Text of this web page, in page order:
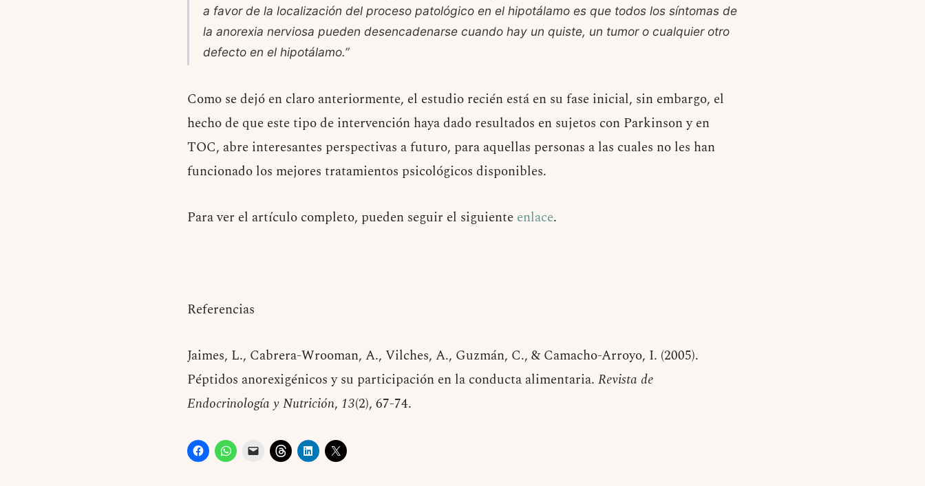
a favor de la localización del proceso patológico en el hipotálamo es que todos los síntomas de
la anorexia nerviosa pueden desencadenarse cuando hay un quiste, un tumor o cualquier otro
defecto en el hipotálamo.”
Como se dejó en claro anteriormente, el estudio recién está en su fase inicial, sin embargo, el
hecho de que este tipo de intervención haya dado resultados en sujetos con Parkinson y en
TOC, abre interesantes perspectivas a futuro, para aquellas personas a las cuales no les han
funcionado los mejores tratamientos psicológicos disponibles.
Para ver el artículo completo, pueden seguir el siguiente enlace.
Referencias
Jaimes, L., Cabrera-Wrooman, A., Vilches, A., Guzmán, C., & Camacho-Arroyo, I. (2005).
Péptidos anorexigénicos y su participación en la conducta alimentaria. Revista de
Endocrinología y Nutrición, 13(2), 67-74.